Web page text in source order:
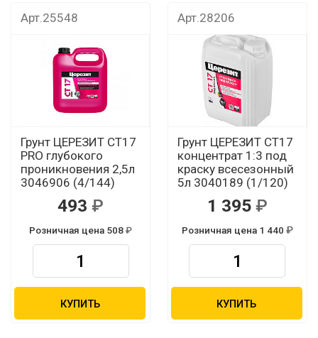
Арт.25548
Грунт ЦЕРЕЗИТ CТ17
PRO глубокого
проникновения 2,5л
3046906 (4/144)
493
Розничная цена 508
КУПИТЬ
Арт.28206
Грунт ЦЕРЕЗИТ CТ17
концентрат 1:3 под
краску всесезонный
5л 3040189 (1/120)
1 395
Розничная цена 1 440
КУПИТЬ